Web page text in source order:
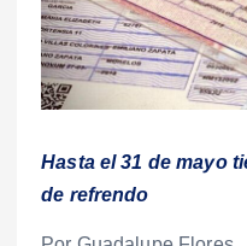
Hasta el 31 de mayo
de refrendo